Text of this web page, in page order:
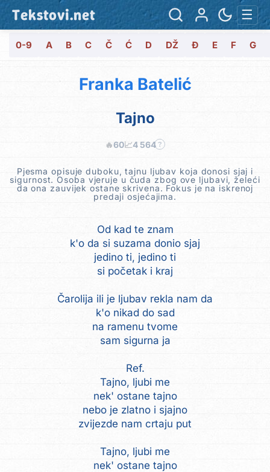
Tekstovi.net ☰
0-9 A B C Č Ć D DŽ Đ E F G
Franka Batelić
Tajno
🔥60📈4 564 ?
Pjesma opisuje duboku, tajnu ljubav koja donosi sjaj i
sigurnost. Osoba vjeruje u čuda zbog ove ljubavi, želeći
da ona zauvijek ostane skrivena. Fokus je na iskrenoj
predaji osjećajima.
Od kad te znam
k'o da si suzama donio sjaj
jedino ti, jedino ti
si početak i kraj
Čarolija ili je ljubav rekla nam da
k'o nikad do sad
na ramenu tvome
sam sigurna ja
Ref.
Tajno, ljubi me
nek' ostane tajno
nebo je zlatno i sjajno
zvijezde nam crtaju put
Tajno, ljubi me
nek' ostane tajno